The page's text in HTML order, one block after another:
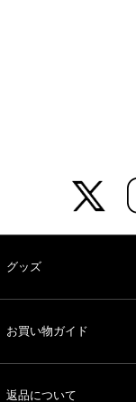
グッズ
お買い物ガイド
返品について